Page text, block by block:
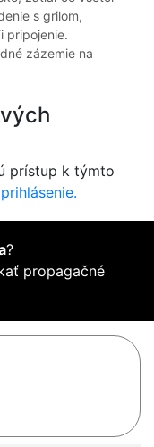
s grilom,
pripojenie.
zázemie na
prístup k týmto
?
propagačné